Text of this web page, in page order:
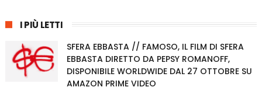
I PIÙ LETTI
SFERA EBBASTA // FAMOSO, IL FILM DI SFERA
EBBASTA DIRETTO DA PEPSY ROMANOFF,
DISPONIBILE WORLDWIDE DAL 27 OTTOBRE SU
AMAZON PRIME VIDEO